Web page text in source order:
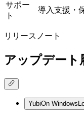
サポー
ト
導入支援・
リリースノート
アップデート
YubiOn